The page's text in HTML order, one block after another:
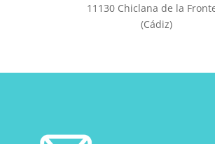
11130 Chiclana de la
(Cádiz)